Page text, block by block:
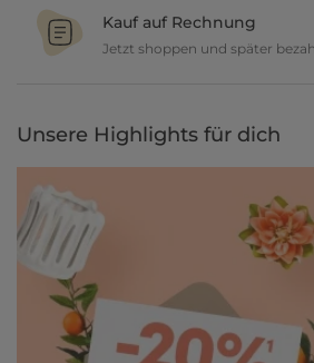
und lasse dich inspirieren.
Kauf auf Rechnung
Jetzt shoppen und später
Unsere Highlights für dich